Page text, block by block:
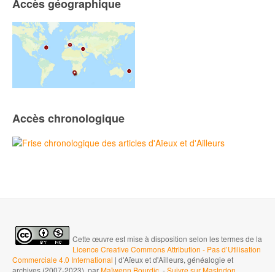
Accès géographique
Accès chronologique
Cette œuvre est mise à disposition selon les termes de la
Licence Creative Commons Attribution - Pas d’Utilisation
Commerciale 4.0 International | d'Aïeux et d'Ailleurs, généalogie et
archives (2007-2023), parMaïwenn Bourdic -Suivre sur Mastodon